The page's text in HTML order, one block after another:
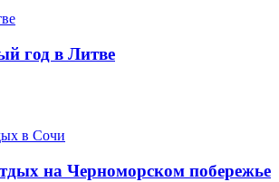
год в Литве
на Черноморском побережье